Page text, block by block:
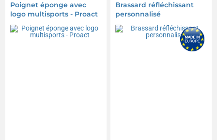
Poignet éponge avec
logo multisports - Proact
Brassard réfléchissant
personnalisé